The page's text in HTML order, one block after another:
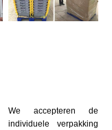
We accepteren de
individuele verpakking